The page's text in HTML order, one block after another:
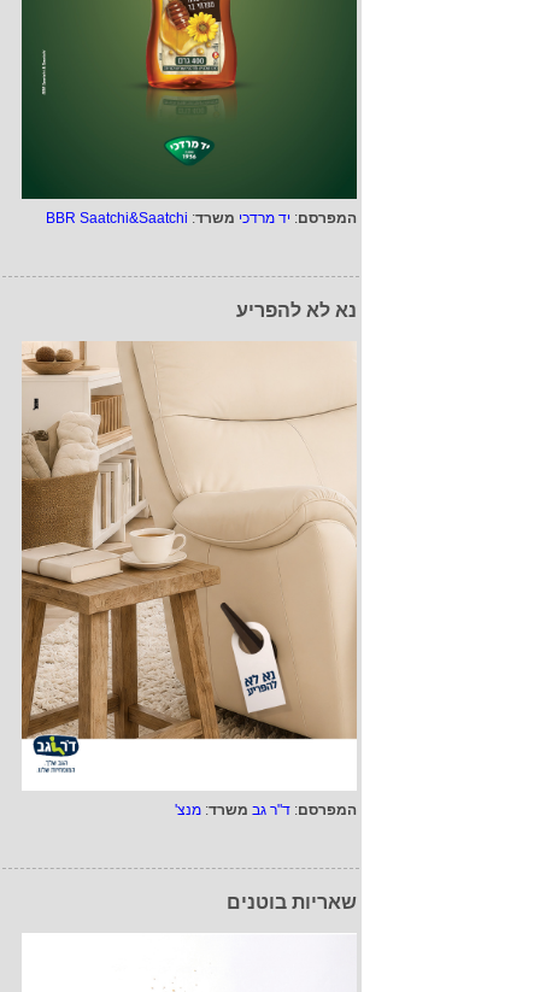
המפרסם: יד מרדכי משרד:
BBR Saatchi&Saatchi
נא לא להפריע
המפרסם: ד"ר גב משרד: מנצ'
שאריות בוטנים